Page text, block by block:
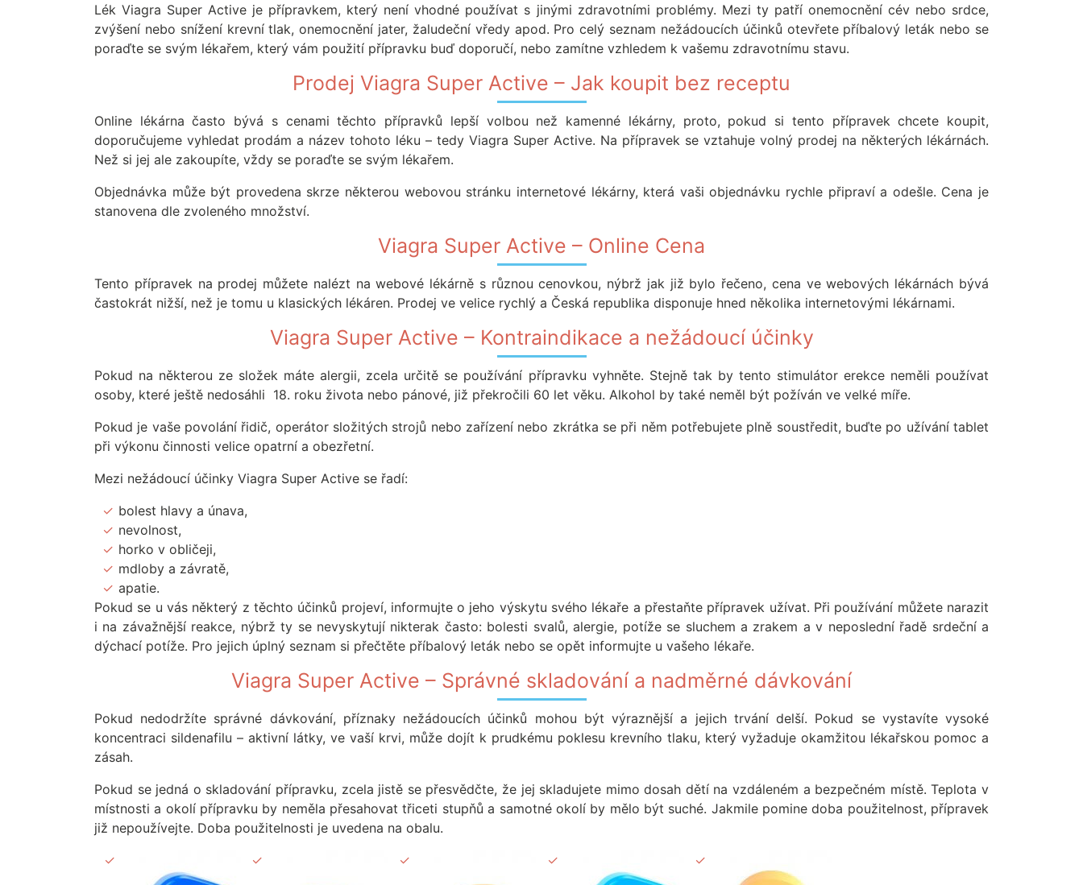
Lék Viagra Super Active je přípravkem, který není vhodné používat s jinými zdravotními problémy. Mezi ty patří onemocnění cév nebo srdce,
zvýšení nebo snížení krevní tlak, onemocnění jater, žaludeční vředy apod. Pro celý seznam nežádoucích účinků otevřete příbalový leták nebo se
poraďte se svým lékařem, který vám použití přípravku buď doporučí, nebo zamítne vzhledem k vašemu zdravotnímu stavu.
Prodej Viagra Super Active – Jak koupit bez receptu
Online lékárna často bývá s cenami těchto přípravků lepší volbou než kamenné lékárny, proto, pokud si tento přípravek chcete koupit,
doporučujeme vyhledat prodám a název tohoto léku – tedy Viagra Super Active. Na přípravek se vztahuje volný prodej na některých lékárnách.
Než si jej ale zakoupíte, vždy se poraďte se svým lékařem.
Objednávka může být provedena skrze některou webovou stránku internetové lékárny, která vaši objednávku rychle připraví a odešle. Cena je
stanovena dle zvoleného množství.
Viagra Super Active – Online Cena
Tento přípravek na prodej můžete nalézt na webové lékárně s různou cenovkou, nýbrž jak již bylo řečeno, cena ve webových lékárnách bývá
častokrát nižší, než je tomu u klasických lékáren. Prodej ve velice rychlý a Česká republika disponuje hned několika internetovými lékárnami.
Viagra Super Active – Kontraindikace a nežádoucí účinky
Pokud na některou ze složek máte alergii, zcela určitě se používání přípravku vyhněte. Stejně tak by tento stimulátor erekce neměli používat
osoby, které ještě nedosáhli 18. roku života nebo pánové, již překročili 60 let věku. Alkohol by také neměl být požíván ve velké míře.
Pokud je vaše povolání řidič, operátor složitých strojů nebo zařízení nebo zkrátka se při něm potřebujete plně soustředit, buďte po užívání tablet
při výkonu činnosti velice opatrní a obezřetní.
Mezi nežádoucí účinky Viagra Super Active se řadí:
bolest hlavy a únava,
nevolnost,
horko v obličeji,
mdloby a závratě,
apatie.
Pokud se u vás některý z těchto účinků projeví, informujte o jeho výskytu svého lékaře a přestaňte přípravek užívat. Při používání můžete narazit
i na závažnější reakce, nýbrž ty se nevyskytují nikterak často: bolesti svalů, alergie, potíže se sluchem a zrakem a v neposlední řadě srdeční a
dýchací potíže. Pro jejich úplný seznam si přečtěte příbalový leták nebo se opět informujte u vašeho lékaře.
Viagra Super Active – Správné skladování a nadměrné dávkování
Pokud nedodržíte správné dávkování, příznaky nežádoucích účinků mohou být výraznější a jejich trvání delší. Pokud se vystavíte vysoké
koncentraci sildenafilu – aktivní látky, ve vaší krvi, může dojít k prudkému poklesu krevního tlaku, který vyžaduje okamžitou lékařskou pomoc a
zásah.
Pokud se jedná o skladování přípravku, zcela jistě se přesvědčte, že jej skladujete mimo dosah dětí na vzdáleném a bezpečném místě. Teplota v
místnosti a okolí přípravku by neměla přesahovat třiceti stupňů a samotné okolí by mělo být suché. Jakmile pomine doba použitelnost, přípravek
již nepoužívejte. Doba použitelnosti je uvedena na obalu.